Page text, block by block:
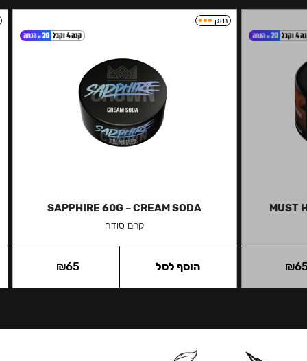
MUST
₪
חזק
SAPPHIRE 60G – CREAM SODA
קרם סודה
₪65 הוסף לסל